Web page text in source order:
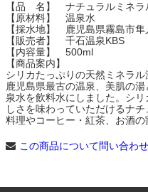
【品 名】 ナチュラルミネラ
【原材料】 温泉水
【採水地】 鹿児島県霧島市隼
【販売者】 千石温泉KBS
【内容量】 500ml
【商品案内】
シリカたっぷりの天然ミネラル
鹿児島県最古の温泉、美肌の
泉水を飲料水にしました。シ
しさを味わっていただけるナ
料理やコーヒー・紅茶、お酒の
この商品について問い合わ